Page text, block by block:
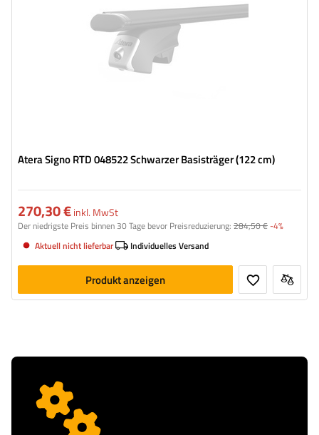
Atera Signo RTD 048522 Schwarzer Basisträger (122 cm)
270,30 €inkl. MwSt
Der niedrigste Preis binnen 30 Tage bevor Preisreduzierung: 284,50 €-4%
Aktuell nicht lieferbar
Individuelles Versand
Produkt anzeigen